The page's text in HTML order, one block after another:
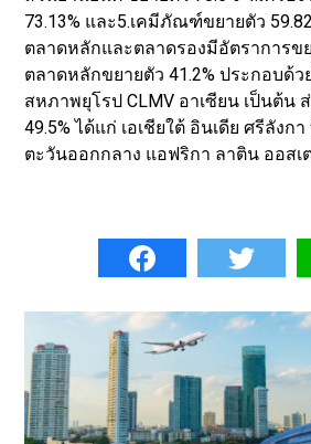
73.13% และ5.เคมีภัณฑ์ขยายตัว
ตลาดหลักและตลาดรองมีอัตราการข
ตลาดหลักขยายตัว 41.2% ประกอบด้
สหภาพยุโรป CLMV อาเซียน เป็นต้น
49.5% ได้แก่ เอเชียใต้ อินเดีย ศรีลังก
ตะวันออกกลาง แอฟริกา ลาติน ออสเ